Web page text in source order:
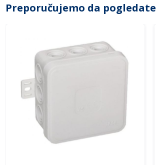
Preporučujemo da pogledate